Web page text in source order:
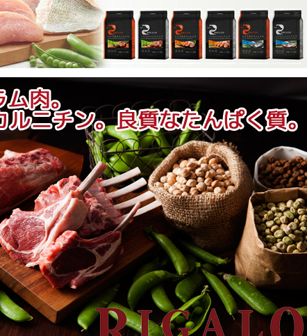
ペットシー
トイレ用品
食器
オーナーグ
ッズ
とぎ
砂・トイ
介護・看護
用品